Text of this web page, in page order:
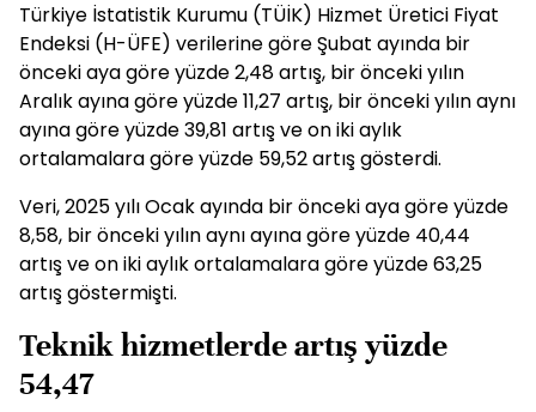
Türkiye İstatistik Kurumu (TÜİK) Hizmet Üretici Fiyat
Endeksi (H-ÜFE) verilerine göre Şubat ayında bir
önceki aya göre yüzde 2,48 artış, bir önceki yılın
Aralık ayına göre yüzde 11,27 artış, bir önceki yılın aynı
ayına göre yüzde 39,81 artış ve on iki aylık
ortalamalara göre yüzde 59,52 artış gösterdi.
Veri, 2025 yılı Ocak ayında bir önceki aya göre yüzde
8,58, bir önceki yılın aynı ayına göre yüzde 40,44
artış ve on iki aylık ortalamalara göre yüzde 63,25
artış göstermişti.
Teknik hizmetlerde artış yüzde
54,47